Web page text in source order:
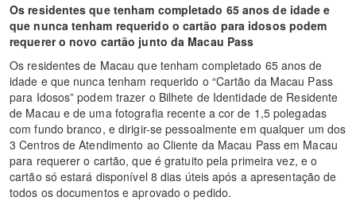
Os residentes que tenham completado 65 anos de idade e
que nunca tenham requerido o cartão para idosos podem
requerer o novo cartão junto da Macau Pass
Os residentes de Macau que tenham completado 65 anos de
idade e que nunca tenham requerido o “Cartão da Macau Pass
para Idosos” podem trazer o Bilhete de Identidade de Residente
de Macau e de uma fotografia recente a cor de 1,5 polegadas
com fundo branco, e dirigir-se pessoalmente em qualquer um dos
3 Centros de Atendimento ao Cliente da Macau Pass em Macau
para requerer o cartão, que é gratuito pela primeira vez, e o
cartão só estará disponível 8 dias úteis após a apresentação de
todos os documentos e aprovado o pedido.